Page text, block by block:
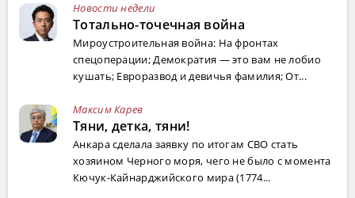
Новости недели
Тотально-точечная война
Мироустроительная война: На фронтах
спецоперации; Демократия — это вам не лобио
кушать; Евроразвод и девичья фамилия; От...
Максим Карев
Тяни, детка, тяни!
Анкара сделала заявку по итогам СВО стать
хозяином Черного моря, чего не было с момента
Кючук-Кайнарджийского мира (1774...